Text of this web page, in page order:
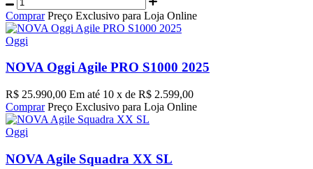
Comprar Preço Exclusivo para Loja Online
Oggi
NOVA Oggi Agile PRO S1000 2025
R$ 25.990,00 Em até 10 x de R$ 2.599,00
Comprar Preço Exclusivo para Loja Online
Oggi
NOVA Agile Squadra XX SL